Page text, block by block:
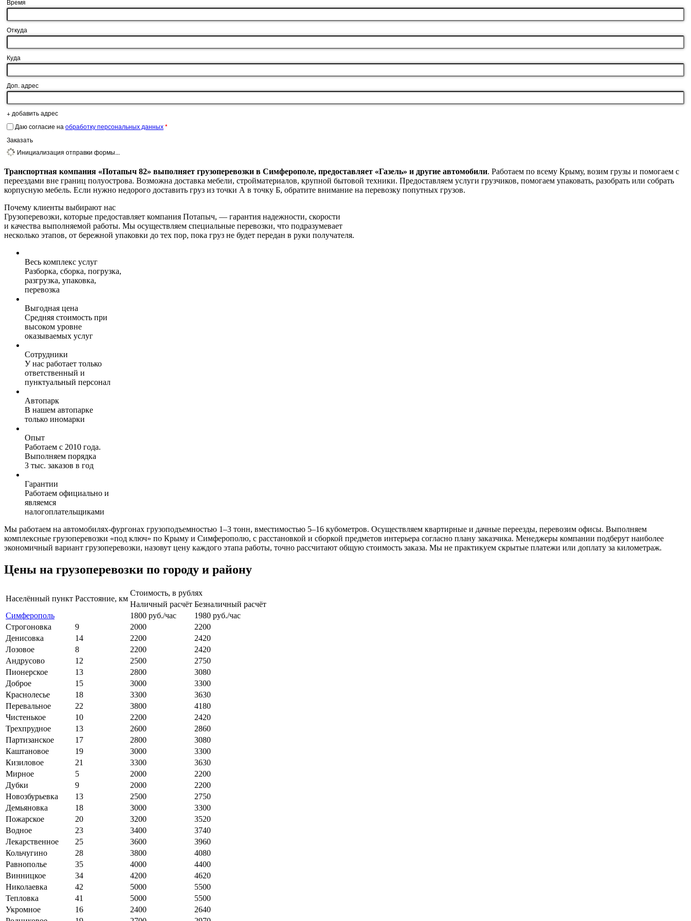
Откуда
Куда
Доп. адрес
+ добавить адрес
Даю согласие на обработку персональных данных*
Заказать
Инициализация отправки формы...
Транспортная компания «Потапыч 82» выполняет грузоперевозки в Симферополе, предоставляет «Газель» и другие автомобили. Работаем по всему Крыму, возим грузы и помогаем с
переездами вне границ полуострова. Возможна доставка мебели, стройматериалов, крупной бытовой техники. Предоставляем услуги грузчиков, помогаем упаковать, разобрать или собрать
корпусную мебель. Если нужно недорого доставить груз из точки А в точку Б, обратите внимание на перевозку попутных грузов.
Почему клиенты выбирают нас
Грузоперевозки, которые предоставляет компания Потапыч, — гарантия надежности, скорости
и качества выполняемой работы. Мы осуществляем специальные перевозки, что подразумевает
несколько этапов, от бережной упаковки до тех пор, пока груз не будет передан в руки получателя.
Весь комплекс услуг
Разборка, сборка, погрузка,
разгрузка, упаковка,
перевозка
Выгодная цена
Средняя стоимость при
высоком уровне
оказываемых услуг
Сотрудники
У нас работает только
ответственный и
пунктуальный персонал
Автопарк
В нашем автопарке
только иномарки
Опыт
Работаем с 2010 года.
Выполняем порядка
3 тыс. заказов в год
Гарантии
Работаем официально и
являемся
налогоплательщиками
Мы работаем на автомобилях-фургонах грузоподъемностью 1–3 тонн, вместимостью 5–16 кубометров. Осуществляем квартирные и дачные переезды, перевозим офисы. Выполняем
комплексные грузоперевозки «под ключ» по Крыму и Симферополю, с расстановкой и сборкой предметов интерьера согласно плану заказчика. Менеджеры компании подберут наиболее
экономичный вариант грузоперевозки, назовут цену каждого этапа работы, точно рассчитают общую стоимость заказа. Мы не практикуем скрытые платежи или доплату за километраж.
Цены на грузоперевозки по городу и району
Населённый пункт Расстояние, км
Стоимость, в рублях
Наличный расчёт Безналичный расчёт
Симферополь
1800 руб./час
1980 руб./час
Строгоновка
9 2000
2200
Денисовка
14 2200
2420
Лозовое
8 2200
2420
Андрусово
12 2500
2750
Пионерское
13 2800
3080
Доброе
15 3000
3300
Краснолесье
18 3300
3630
Перевальное
22 3800
4180
Чистенькое
10 2200
2420
Трехпрудное
13 2600
2860
Партизанское
17 2800
3080
Каштановое
19 3000
3300
Кизиловое
21 3300
3630
Мирное
5 2000
2200
Дубки
9 2000
2200
Новозбурьевка
13 2500
2750
Демьяновка
18 3000
3300
Пожарское
20 3200
3520
Водное
23 3400
3740
Лекарственное
25 3600
3960
Кольчугино
28 3800
4080
Равнополье
35 4000
4400
Винницкое
34 4200
4620
Николаевка
42 5000
5500
Тепловка
41 5000
5500
Укромное
16 2400
2640